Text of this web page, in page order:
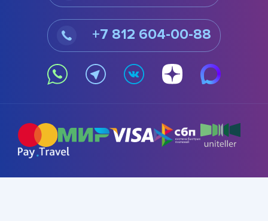
+7 812 604-00-88